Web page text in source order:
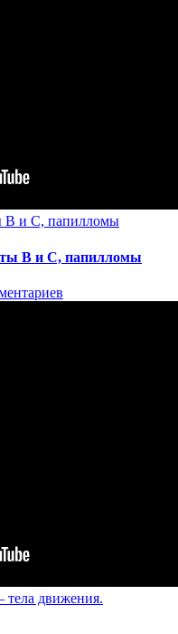
В и С, папилломы
В и С, папилломы
тела движения.